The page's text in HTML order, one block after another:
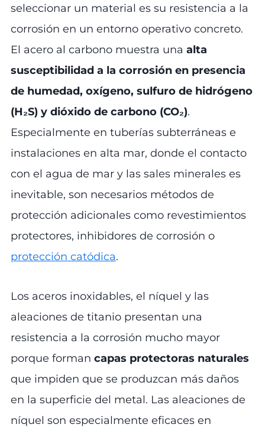
seleccionar un material es su resistencia a la
corrosión en un entorno operativo concreto.
El acero al carbono muestra una alta
susceptibilidad a la corrosión en presencia
de humedad, oxígeno, sulfuro de hidrógeno
(H₂S) y dióxido de carbono (CO₂).
Especialmente en tuberías subterráneas e
instalaciones en alta mar, donde el contacto
con el agua de mar y las sales minerales es
inevitable, son necesarios métodos de
protección adicionales como revestimientos
protectores, inhibidores de corrosión o
protección catódica.
Los aceros inoxidables, el níquel y las
aleaciones de titanio presentan una
resistencia a la corrosión mucho mayor
porque forman capas protectoras naturales
que impiden que se produzcan más daños
en la superficie del metal. Las aleaciones de
níquel son especialmente eficaces en